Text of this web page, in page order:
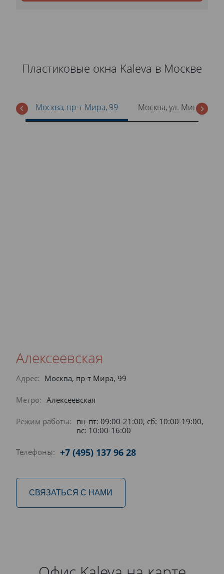
Пластиковые окна Kaleva в Москве
Москва, пр-т Мира, 99 Москва, ул. Минская,
Алексеевская
Адрес: Москва, пр-т Мира, 99
Метро: Алексеевская
Режим работы: пн-пт: 09:00-21:00, сб: 10:00-19:00,
вс: 10:00-16:00
Телефоны: +7 (495) 137 96 28
СВЯЗАТЬСЯ С НАМИ